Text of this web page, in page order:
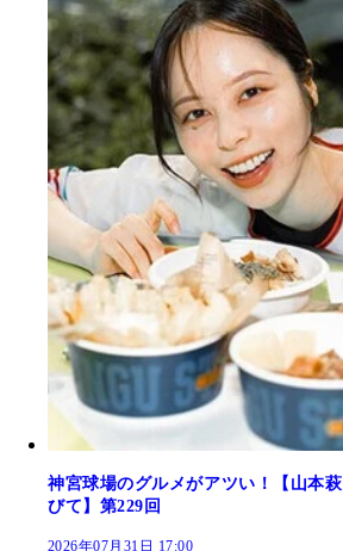
神宮球場のグルメがアツい！【山本
びて】第229回
2026年07月31日 17:00